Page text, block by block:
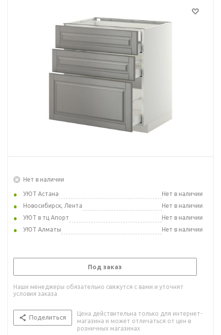
Нет в наличии
УЮТ Астана
Нет в наличии
Новосибирск, Лента
Нет в наличии
УЮТ в тц Апорт
Нет в наличии
УЮТ Алматы
Нет в наличии
Под заказ
Наши менеджеры обязательно свяжутся с вами и уточнят
условия заказа
Поделиться
Цена действительна только для интернет-
магазина и может отличаться от цен в
розничных магазинах